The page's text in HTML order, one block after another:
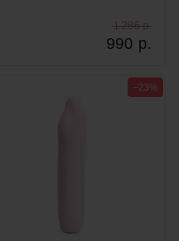
990 р.
1 286 р.
−23%